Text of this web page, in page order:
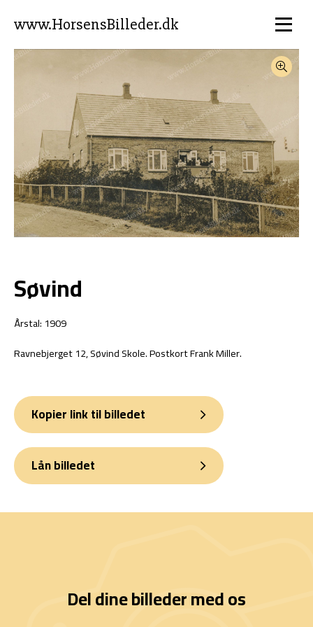
www.HorsensBilleder.dk
Søvind
Årstal: 1909
Ravnebjerget 12, Søvind Skole. Postkort Frank Miller.
Kopier link til billedet
Lån billedet
Del dine billeder med os